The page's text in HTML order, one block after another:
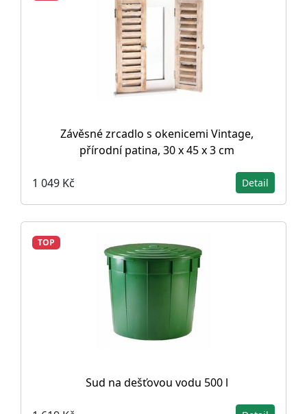
Závěsné zrcadlo s okenicemi Vintage,
přírodní patina, 30 x 45 x 3 cm
1 049 Kč Detail
TOP
Sud na dešťovou vodu 500 l